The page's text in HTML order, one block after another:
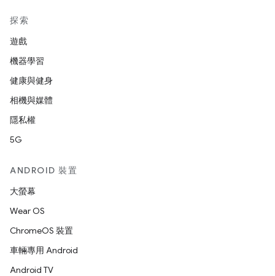
探索
遊戲
機器學習
健康與健身
相機與媒體
隱私權
5G
ANDROID 裝置
大螢幕
Wear OS
ChromeOS 裝置
車輛專用 Android
Android TV